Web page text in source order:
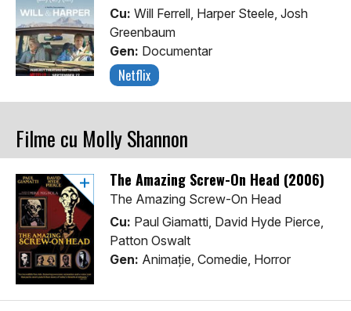
Cu: Will Ferrell, Harper Steele, Josh
Greenbaum
Gen: Documentar
Netflix
Filme cu Molly Shannon
The Amazing Screw-On Head (2006)
The Amazing Screw-On Head
Cu: Paul Giamatti, David Hyde Pierce,
Patton Oswalt
Gen: Animaţie, Comedie, Horror